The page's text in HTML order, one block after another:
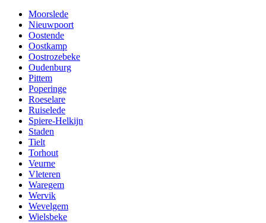
Moorslede
Nieuwpoort
Oostende
Oostkamp
Oostrozebeke
Oudenburg
Pittem
Poperinge
Roeselare
Ruiselede
Spiere-Helkijn
Staden
Tielt
Torhout
Veurne
Vleteren
Waregem
Wervik
Wevelgem
Wielsbeke